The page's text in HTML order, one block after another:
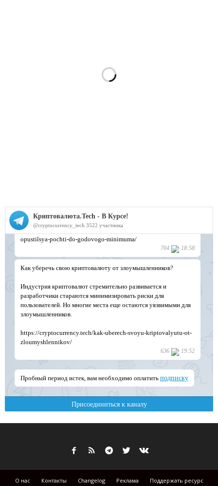
О нас Контакты Changelog Реклама Поддержать ресурс